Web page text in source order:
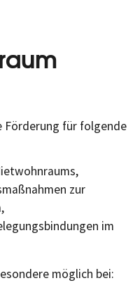
Förderung für folgende
zur
im
möglich bei: